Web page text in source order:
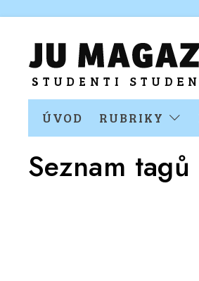
ÚVOD RUBRIKY
Seznam tagů